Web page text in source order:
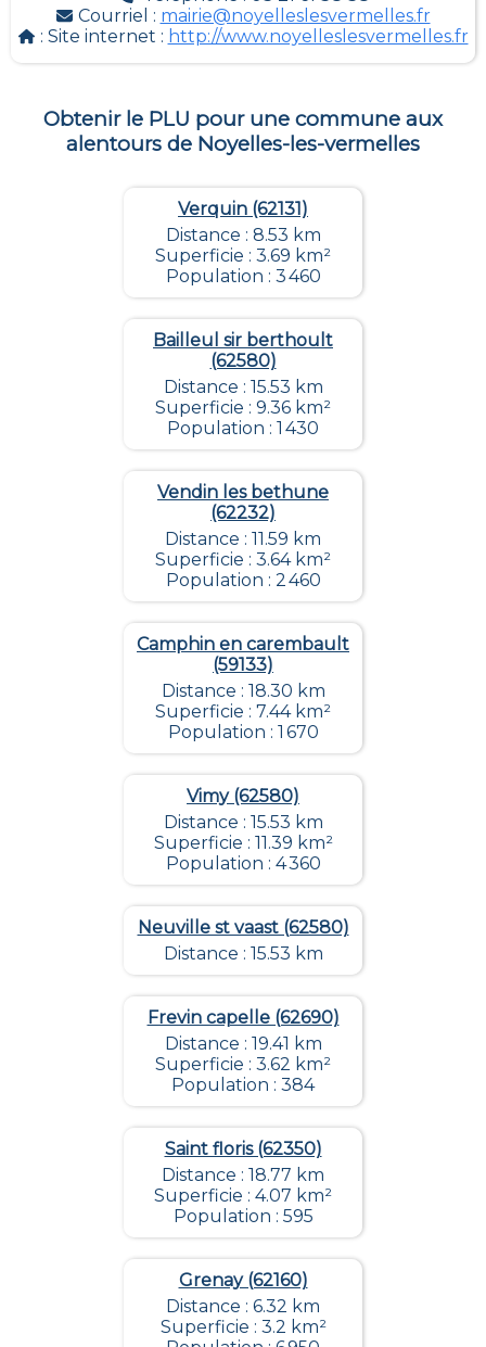
Courriel : mairie@noyelleslesvermelles.fr
: Site internet : http://www.noyelleslesvermelles.fr
Obtenir le PLU pour une commune aux
alentours de Noyelles-les-vermelles
Verquin (62131)
Distance : 8.53 km
Superficie : 3.69 km²
Population : 3 460
Bailleul sir berthoult
(62580)
Distance : 15.53 km
Superficie : 9.36 km²
Population : 1 430
Vendin les bethune
(62232)
Distance : 11.59 km
Superficie : 3.64 km²
Population : 2 460
Camphin en carembault
(59133)
Distance : 18.30 km
Superficie : 7.44 km²
Population : 1 670
Vimy (62580)
Distance : 15.53 km
Superficie : 11.39 km²
Population : 4 360
Neuville st vaast (62580)
Distance : 15.53 km
Frevin capelle (62690)
Distance : 19.41 km
Superficie : 3.62 km²
Population : 384
Saint floris (62350)
Distance : 18.77 km
Superficie : 4.07 km²
Population : 595
Grenay (62160)
Distance : 6.32 km
Superficie : 3.2 km²